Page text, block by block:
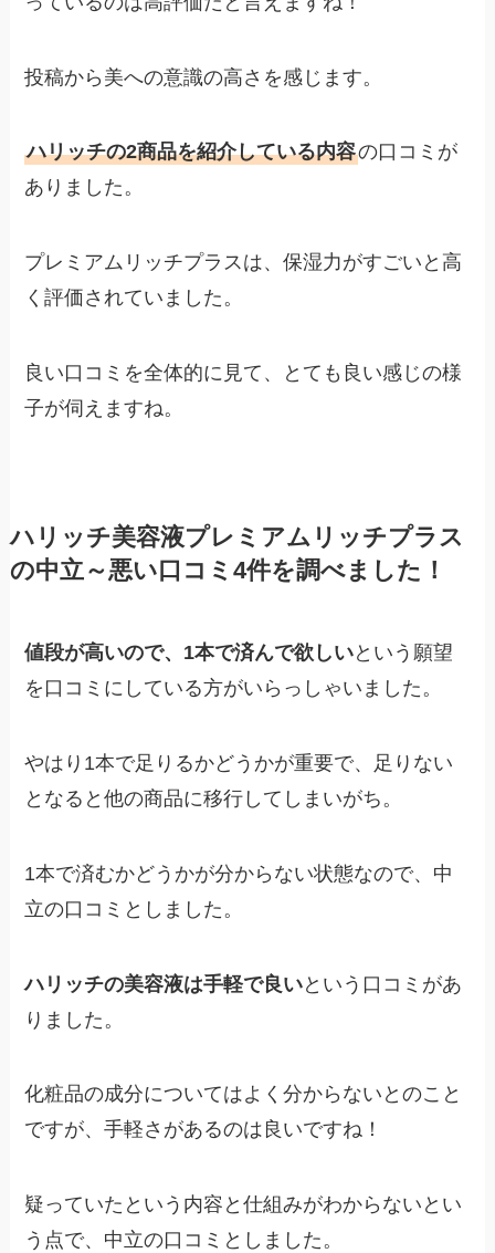
投稿から美への意識の高さを感じます。
ハリッチの2商品を紹介している内容の口コミが
ありました。
プレミアムリッチプラスは、保湿力がすごいと高
く評価されていました。
良い口コミを全体的に見て、とても良い感じの様
子が伺えますね。
ハリッチ美容液プレミアムリッチプラス
の中立～悪い口コミ4件を調べました！
値段が高いので、1本で済んで欲しいという願望
を口コミにしている方がいらっしゃいました。
やはり1本で足りるかどうかが重要で、足りない
となると他の商品に移行してしまいがち。
1本で済むかどうかが分からない状態なので、中
立の口コミとしました。
ハリッチの美容液は手軽で良いという口コミがあ
りました。
化粧品の成分についてはよく分からないとのこと
ですが、手軽さがあるのは良いですね！
疑っていたという内容と仕組みがわからないとい
う点で、中立の口コミとしました。